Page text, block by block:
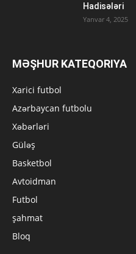
Hadisələri
Yanvar 4, 2025
MƏŞHUR KATEQORIYA
Xarici futbol
Azərbaycan futbolu
Xəbərləri
Güləş
Basketbol
Avtoidman
Futbol
şahmat
Bloq